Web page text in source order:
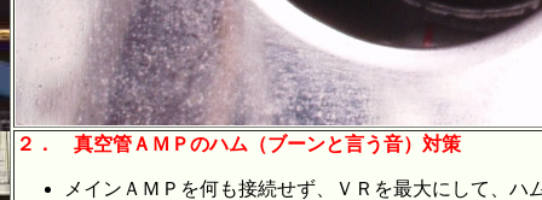
２． 真空管ＡＭＰのハム（ブーンと言う音）対策
メインＡＭＰを何も接続せず、ＶＲを最大にして、